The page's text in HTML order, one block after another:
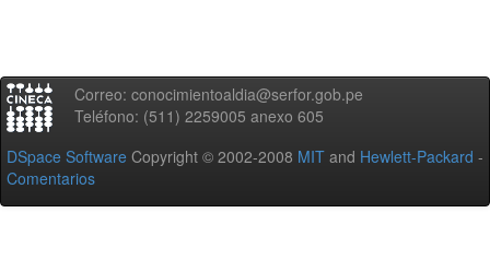
Correo: conocimientoaldia@serfor.gob.pe
Teléfono: (511) 2259005 anexo 605
DSpace Software Copyright © 2002-2008 MIT and Hewlett-Packard -
Comentarios